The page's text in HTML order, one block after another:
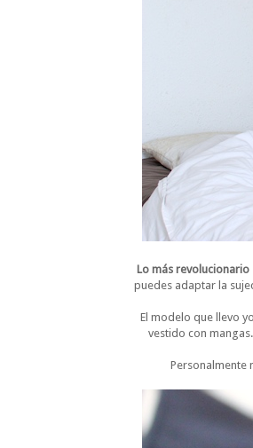
Lo más revolucionario
puedes adaptar la
El modelo que llevo
vestido con
Personalmente